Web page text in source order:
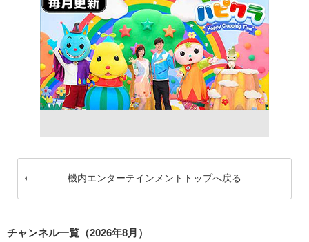
機内エンターテインメントトップへ戻る
チャンネル一覧（2026年8月）